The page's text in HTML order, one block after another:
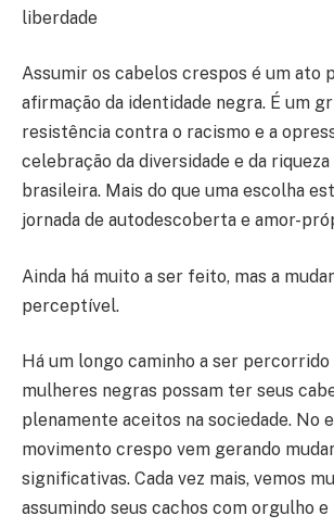
liberdade
Assumir os cabelos crespos é um ato
afirmação da identidade negra. É um
resistência contra o racismo e a
celebração da diversidade e da
brasileira. Mais do que uma escolha
jornada de autodescoberta e amor-
Ainda há muito a ser feito, mas a
perceptível.
Há um longo caminho a ser percorrido
mulheres negras possam ter seus
plenamente aceitos na sociedade. No
movimento crespo vem gerando
significativas. Cada vez mais, vemos
assumindo seus cachos com orgulho e